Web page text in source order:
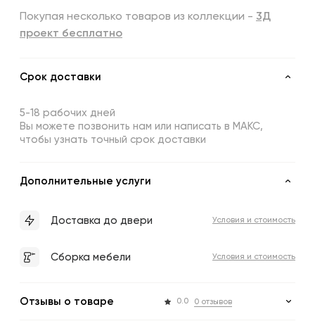
Покупая несколько товаров из коллекции - 3Д
проект бесплатно
Срок доставки
5-18 рабочих дней
Вы можете позвонить нам или написать в МАКС,
чтобы узнать точный срок доставки
Дополнительные услуги
Доставка до двери Условия и стоимость
Сборка мебели Условия и стоимость
Отзывы о товаре 0.0 0 отзывов